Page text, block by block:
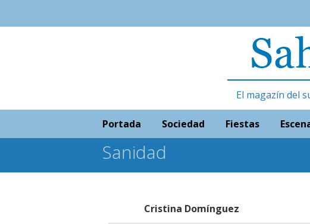
El magazín del
Portada Sociedad Fiestas
Sanidad
Cristina Domínguez